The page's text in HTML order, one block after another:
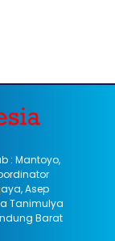
: Mantoyo,
Asep
Tanimulya
Barat